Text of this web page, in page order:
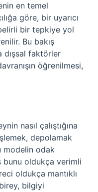
en temel
göre, bir uyarıcı
bir tepkiye yol
Bu bakış
dışsal faktörler
öğrenilmesi,
nasıl çalıştığına
depolamak
modelin odak
bunu oldukça verimli
oldukça mantıklı
bilgiyi